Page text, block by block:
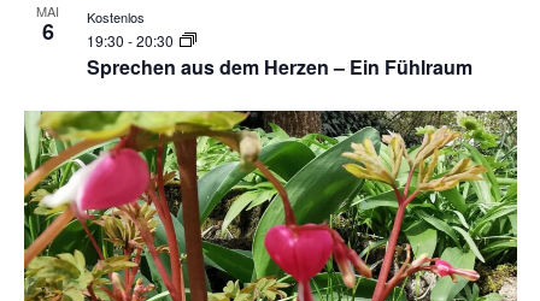
MAI
6
Sprechen aus dem Herzen – Ein Fühlraum
19:30 -20:30
Kostenlos